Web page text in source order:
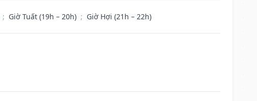
; Giờ Tuất (19h – 20h) ; Giờ Hợi (21h – 22h)